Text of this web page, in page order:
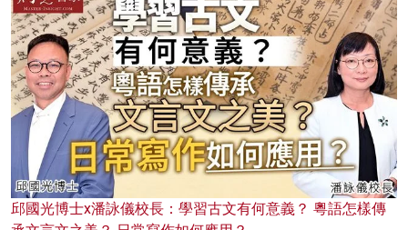
邱國光博士x潘詠儀校長：學習古文有何意義？ 粵語怎樣傳